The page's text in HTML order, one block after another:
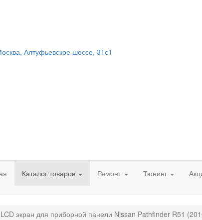
Алтуфьевское шоссе, 31с1
Каталог товаров Ремонт Тюнинг
LCD экран для приборной панели Nissan Pathfinder R51